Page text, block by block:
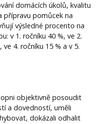
domácích úkolů, kvalitu
pomůcek na
výsledné procento na
v 1. ročníku 40 %, ve 2.
4. ročníku 15 % a v 5.
objektivně posoudit
a dovedností, uměli
dokázali odhalit